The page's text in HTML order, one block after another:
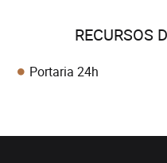
RECURSOS
Portaria 24h